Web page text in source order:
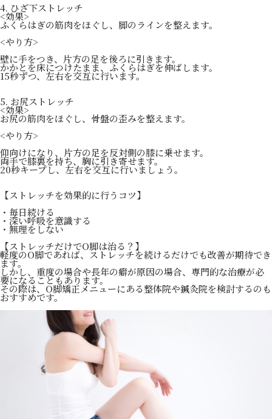
4. ひざ下ストレッチ
<効果>
ふくらはぎの筋肉をほぐし、脚のラインを整えます。
<やり方>
壁に手をつき、片方の足を後ろに引きます。
かかとを床につけたまま、ふくらはぎを伸ばします。
15秒ずつ、左右を交互に行います。
5. お尻ストレッチ
<効果>
お尻の筋肉をほぐし、骨盤の歪みを整えます。
<やり方>
仰向けになり、片方の足を反対側の膝に乗せます。
両手で膝裏を持ち、胸に引き寄せます。
20秒キープし、左右を交互に行いましょう。
【ストレッチを効果的に行うコツ】
・毎日続ける
・深い呼吸を意識する
・無理をしない
【ストレッチだけでO脚は治る？】
軽度のO脚であれば、ストレッチを続けるだけでも改善が期待でき
ます。
しかし、重度の場合や長年の癖が原因の場合、専門的な治療が必
要になることもあります。
その際は、O脚矯正メニューにある整体院や鍼灸院を検討するのも
おすすめです。